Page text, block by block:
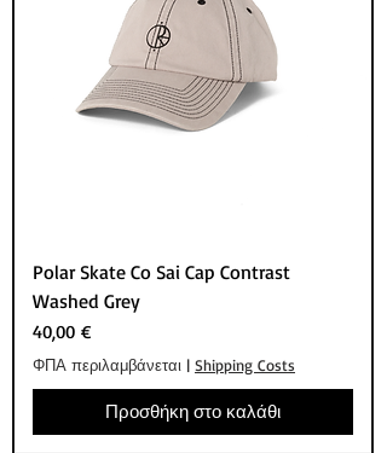
Polar Skate Co Sai Cap Contrast
Washed Grey
Τιμή
40,00 €
ΦΠΑ περιλαμβάνεται | Shipping Costs
Προσθήκη στο καλάθι